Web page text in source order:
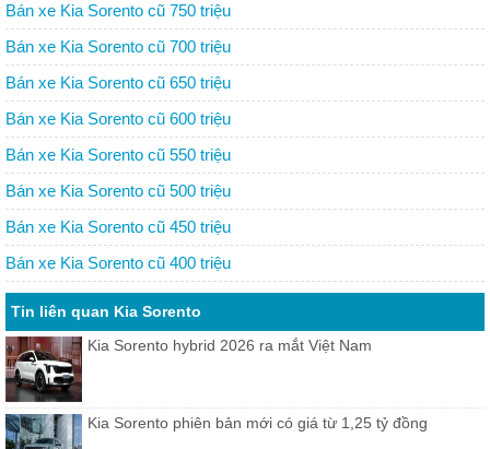
Bán xe Kia Sorento cũ 750 triệu
Bán xe Kia Sorento cũ 700 triệu
Bán xe Kia Sorento cũ 650 triệu
Bán xe Kia Sorento cũ 600 triệu
Bán xe Kia Sorento cũ 550 triệu
Bán xe Kia Sorento cũ 500 triệu
Bán xe Kia Sorento cũ 450 triệu
Bán xe Kia Sorento cũ 400 triệu
Tin liên quan Kia Sorento
Kia Sorento hybrid 2026 ra mắt Việt Nam
Kia Sorento phiên bản mới có giá từ 1,25 tỷ đồng